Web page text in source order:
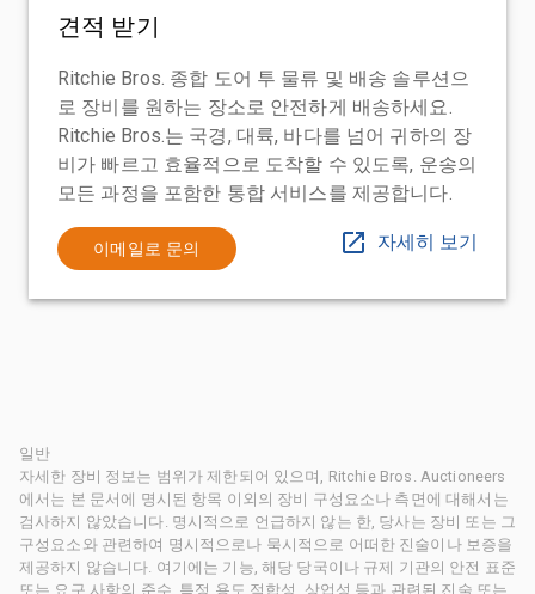
견적 받기
Ritchie Bros. 종합 도어 투 물류 및 배송 솔루션으
로 장비를 원하는 장소로 안전하게 배송하세요.
Ritchie Bros.는 국경, 대륙, 바다를 넘어 귀하의 장
비가 빠르고 효율적으로 도착할 수 있도록, 운송의
모든 과정을 포함한 통합 서비스를 제공합니다.
이메일로 문의 자세히 보기
일반
자세한 장비 정보는 범위가 제한되어 있으며, Ritchie Bros. Auctioneers
에서는 본 문서에 명시된 항목 이외의 장비 구성요소나 측면에 대해서는
검사하지 않았습니다. 명시적으로 언급하지 않는 한, 당사는 장비 또는 그
구성요소와 관련하여 명시적으로나 묵시적으로 어떠한 진술이나 보증을
제공하지 않습니다. 여기에는 기능, 해당 당국이나 규제 기관의 안전 표준
또는 요구 사항의 준수, 특정 용도 적합성, 상업성 등과 관련된 진술 또는